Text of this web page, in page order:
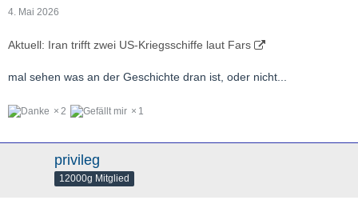
4. Mai 2026
Aktuell: Iran trifft zwei US-Kriegsschiffe laut Fars
mal sehen was an der Geschichte dran ist, oder nicht...
2 1
privileg
12000g Mitglied